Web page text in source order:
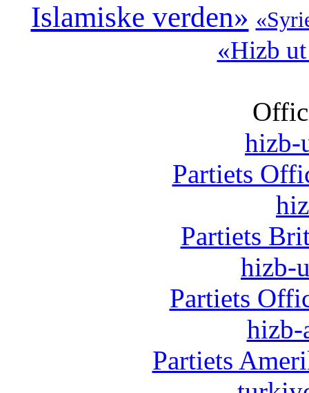
Islamiske verden»
«Hizb
hizb-
Partiets
Partiets
hizb-
Partiets
hizb-
Partiets